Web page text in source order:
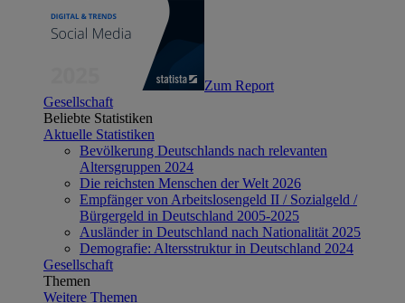
Zum Report
Gesellschaft
Beliebte Statistiken
Aktuelle Statistiken
Bevölkerung Deutschlands nach relevanten
Altersgruppen 2024
Die reichsten Menschen der Welt 2026
Empfänger von Arbeitslosengeld II / Sozialgeld /
Bürgergeld in Deutschland 2005-2025
Ausländer in Deutschland nach Nationalität 2025
Demografie: Altersstruktur in Deutschland 2024
Gesellschaft
Themen
Weitere Themen